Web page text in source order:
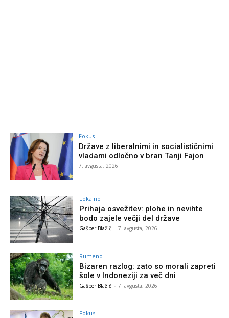
Fokus
Države z liberalnimi in socialističnimi
vladami odločno v bran Tanji Fajon
7. avgusta, 2026
Lokalno
Prihaja osvežitev: plohe in nevihte
bodo zajele večji del države
Gašper Blažič - 7. avgusta, 2026
Rumeno
Bizaren razlog: zato so morali zapreti
šole v Indoneziji za več dni
Gašper Blažič - 7. avgusta, 2026
Fokus